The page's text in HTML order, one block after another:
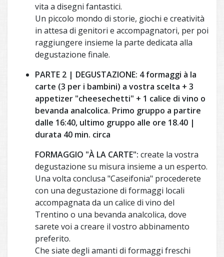
vita a disegni fantastici.
Un piccolo mondo di storie, giochi e creatività
in attesa di genitori e accompagnatori, per poi
raggiungere insieme la parte dedicata alla
degustazione finale.
PARTE 2 | DEGUSTAZIONE: 4 formaggi à la
carte (3 per i bambini) a vostra scelta + 3
appetizer "cheesechetti" + 1 calice di vino o
bevanda analcolica. Primo gruppo a partire
dalle 16:40, ultimo gruppo alle ore 18.40 |
durata 40 min. circa
FORMAGGIO "À LA CARTE": create la vostra
degustazione su misura insieme a un esperto.
Una volta conclusa "Caseifonia" procederete
con una degustazione di formaggi locali
accompagnata da un calice di vino del
Trentino o una bevanda analcolica, dove
sarete voi a creare il vostro abbinamento
preferito.
Che siate degli amanti di formaggi freschi